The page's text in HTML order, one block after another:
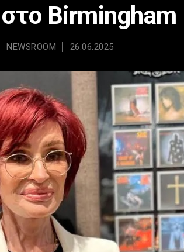
Birmingham
NEWSROOM 26.06.2025